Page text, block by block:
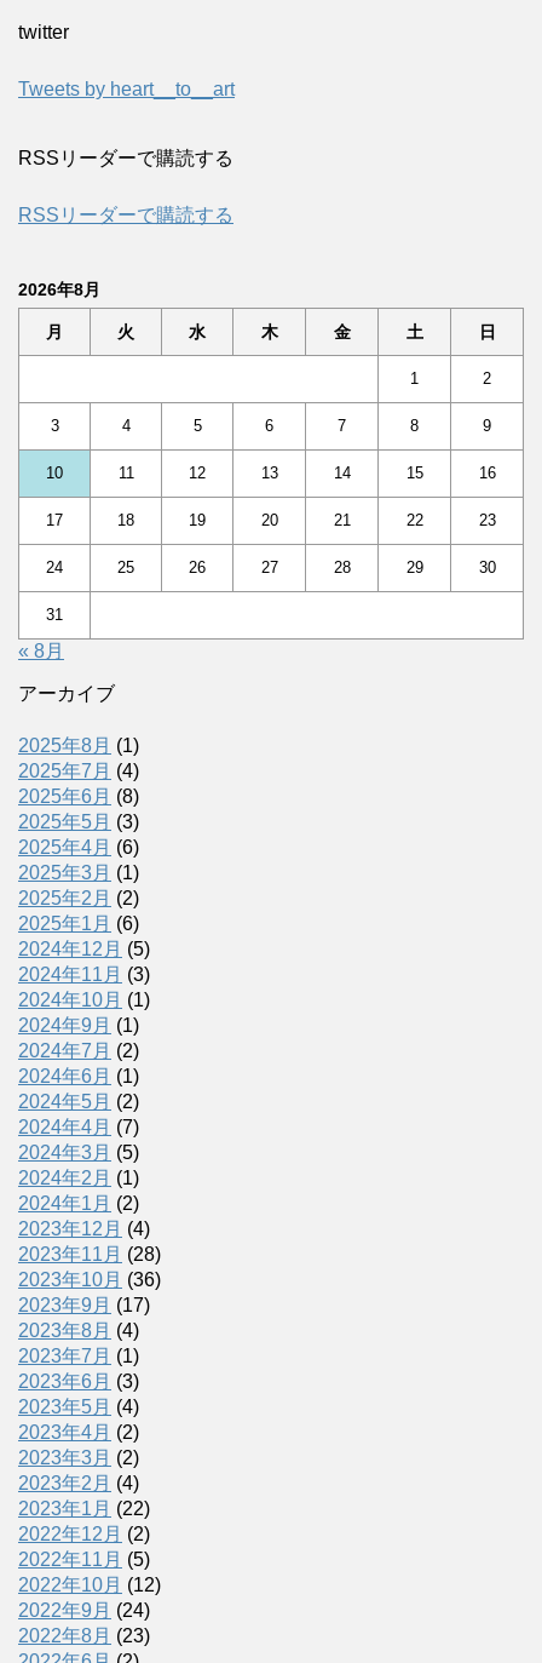
twitter
Tweets by heart__to__art
RSSリーダーで購読する
RSSリーダーで購読する
2026年8月
月 火 水 木 金 土 日
1 2
3 4 5 6 7 8 9
10 11 12 13 14 15 16
17 18 19 20 21 22 23
24 25 26 27 28 29 30
31
« 8月
アーカイブ
2025年8月 (1)
2025年7月 (4)
2025年6月 (8)
2025年5月 (3)
2025年4月 (6)
2025年3月 (1)
2025年2月 (2)
2025年1月 (6)
2024年12月 (5)
2024年11月 (3)
2024年10月 (1)
2024年9月 (1)
2024年7月 (2)
2024年6月 (1)
2024年5月 (2)
2024年4月 (7)
2024年3月 (5)
2024年2月 (1)
2024年1月 (2)
2023年12月 (4)
2023年11月 (28)
2023年10月 (36)
2023年9月 (17)
2023年8月 (4)
2023年7月 (1)
2023年6月 (3)
2023年5月 (4)
2023年4月 (2)
2023年3月 (2)
2023年2月 (4)
2023年1月 (22)
2022年12月 (2)
2022年11月 (5)
2022年10月 (12)
2022年9月 (24)
2022年8月 (23)